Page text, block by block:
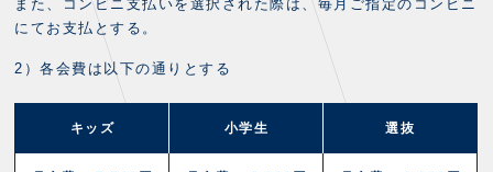
また、コンビニ支払いを選択された際は、毎月ご指定のコンビニ
にてお支払とする。
2）各会費は以下の通りとする
キッズ 小学生 選抜